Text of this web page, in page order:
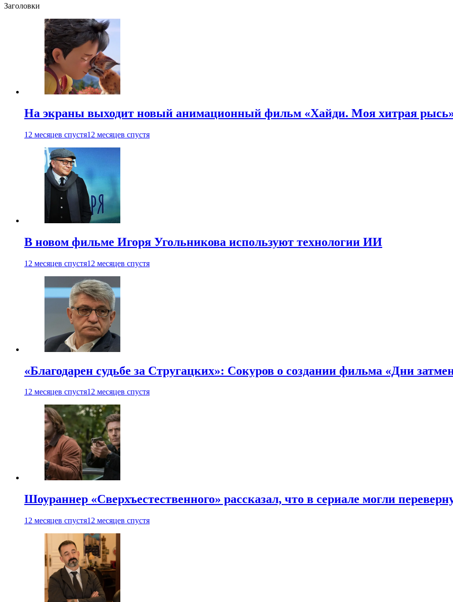
Заголовки
На экраны выходит новый анимационный фильм «Хайди. Моя хитрая
12 месяцев спустя12 месяцев спустя
В новом фильме Игоря Угольникова используют технологии ИИ
12 месяцев спустя12 месяцев спустя
«Благодарен судьбе за Стругацких»: Сокуров о создании фильма «Дни
12 месяцев спустя12 месяцев спустя
Шоураннер «Сверхъестественного» рассказал, что в сериале могли
12 месяцев спустя12 месяцев спустя